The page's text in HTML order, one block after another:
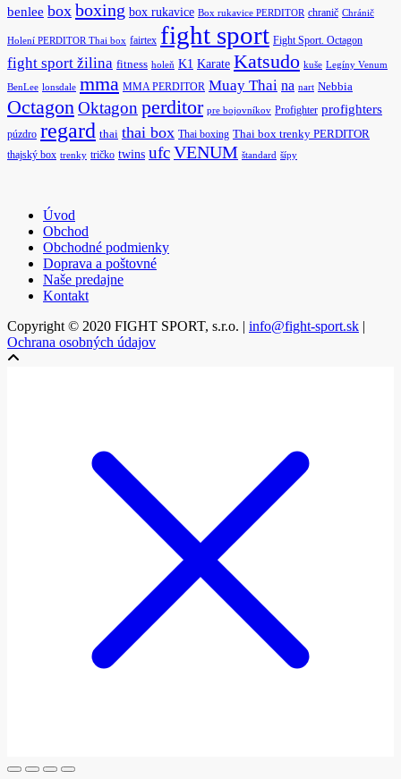
benlee box boxing box rukavice Box rukavice PERDITOR chranič Chránič
Holení PERDITOR Thai box fairtex fight sport Fight Sport. Octagon
fight sport žilina fitness holeň K1 Karate Katsudo kuše Legíny Venum
BenLee lonsdale mma MMA PERDITOR Muay Thai na nart Nebbia
OctagonOktagon perditor pre bojovníkov Profighter profighters
púzdro regard thai thai box Thai boxing Thai box trenky PERDITOR
thajský box trenky tričko twins ufcVENUM štandard šípy
Úvod
Obchod
Obchodné podmienky
Doprava a poštovné
Naše predajne
Kontakt
Copyright © 2020 FIGHT SPORT, s.r.o. | info@fight-sport.sk |
Ochrana osobných údajov